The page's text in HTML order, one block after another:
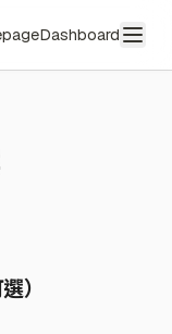
Dashboard
）